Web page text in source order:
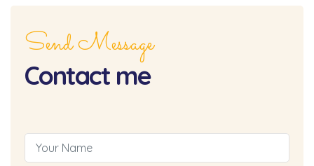
Send Message
Contact me